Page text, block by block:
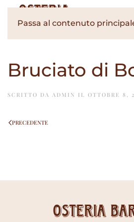
Passa al contenuto
Bruciato di
SCRITTO DA ADMIN IL OTTOBRE 8,
PRECEDENTE
Osteria